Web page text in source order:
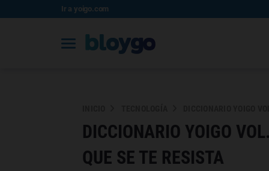
Ir a yoigo.com
DICCIONARIO YOIGO
QUE SE TE RESISTA